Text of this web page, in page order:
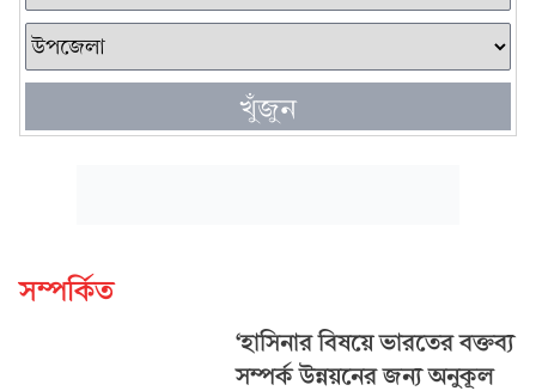
খুঁজুন
সম্পর্কিত
‘হাসিনার বিষয়ে ভারতের বক্তব্য
সম্পর্ক উন্নয়নের জন্য অনুকূল